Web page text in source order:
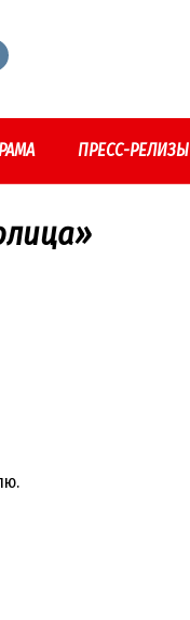
ПРЕСС-РЕЛИЗЫ